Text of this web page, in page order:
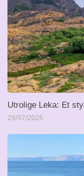
Utrolige Leka: Et
29/07/2025